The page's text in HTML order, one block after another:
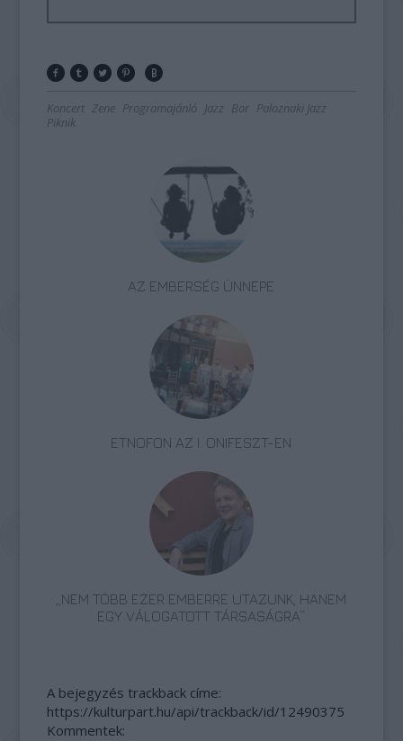
Koncert Zene Programajánló Jazz Bor Paloznaki Jazz
Piknik
AZ EMBERSÉG ÜNNEPE
ETNOFON AZ I. ONIFESZT-EN
„NEM TÖBB EZER EMBERRE UTAZUNK, HANEM
EGY VÁLOGATOTT TÁRSASÁGRA”
A bejegyzés trackback címe:
https://kulturpart.hu/api/trackback/id/12490375
Kommentek: